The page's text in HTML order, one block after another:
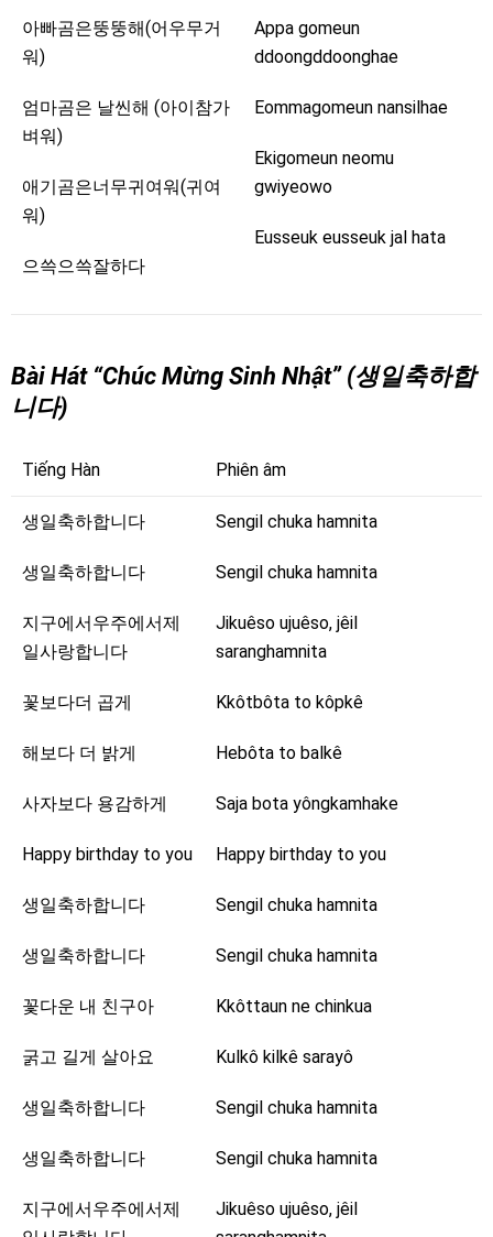
아빠곰은뚱뚱해(어우무거
워)
엄마곰은 날씬해 (아이참가
벼워)
애기곰은너무귀여워(귀여
워)
으쓱으쓱잘하다
Appa gomeun
ddoongddoonghae
Eommagomeun nansilhae
Ekigomeun neomu
gwiyeowo
Eusseuk eusseuk jal hata
Bài Hát “Chúc Mừng Sinh Nhật” (생일축하합
니다)
Tiếng Hàn Phiên âm
생일축하합니다
생일축하합니다
지구에서우주에서제
일사랑합니다
꽃보다더 곱게
해보다 더 밝게
사자보다 용감하게
Happy birthday to you
생일축하합니다
생일축하합니다
꽃다운 내 친구아
굵고 길게 살아요
생일축하합니다
생일축하합니다
지구에서우주에서제
Sengil chuka hamnita
Sengil chuka hamnita
Jikuêso ujuêso, jêil
saranghamnita
Kkôtbôta to kôpkê
Hebôta to balkê
Saja bota yôngkamhake
Happy birthday to you
Sengil chuka hamnita
Sengil chuka hamnita
Kkôttaun ne chinkua
Kulkô kilkê sarayô
Sengil chuka hamnita
Sengil chuka hamnita
Jikuêso ujuêso, jêil